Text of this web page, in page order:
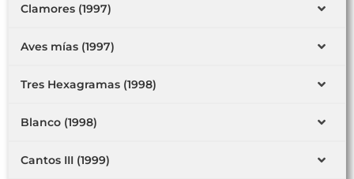
Clamores (1997)
Aves mías (1997)
Tres Hexagramas (1998)
Blanco (1998)
Cantos III (1999)